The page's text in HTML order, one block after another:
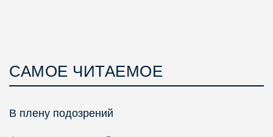
САМОЕ ЧИТАЕМОЕ
В плену подозрений